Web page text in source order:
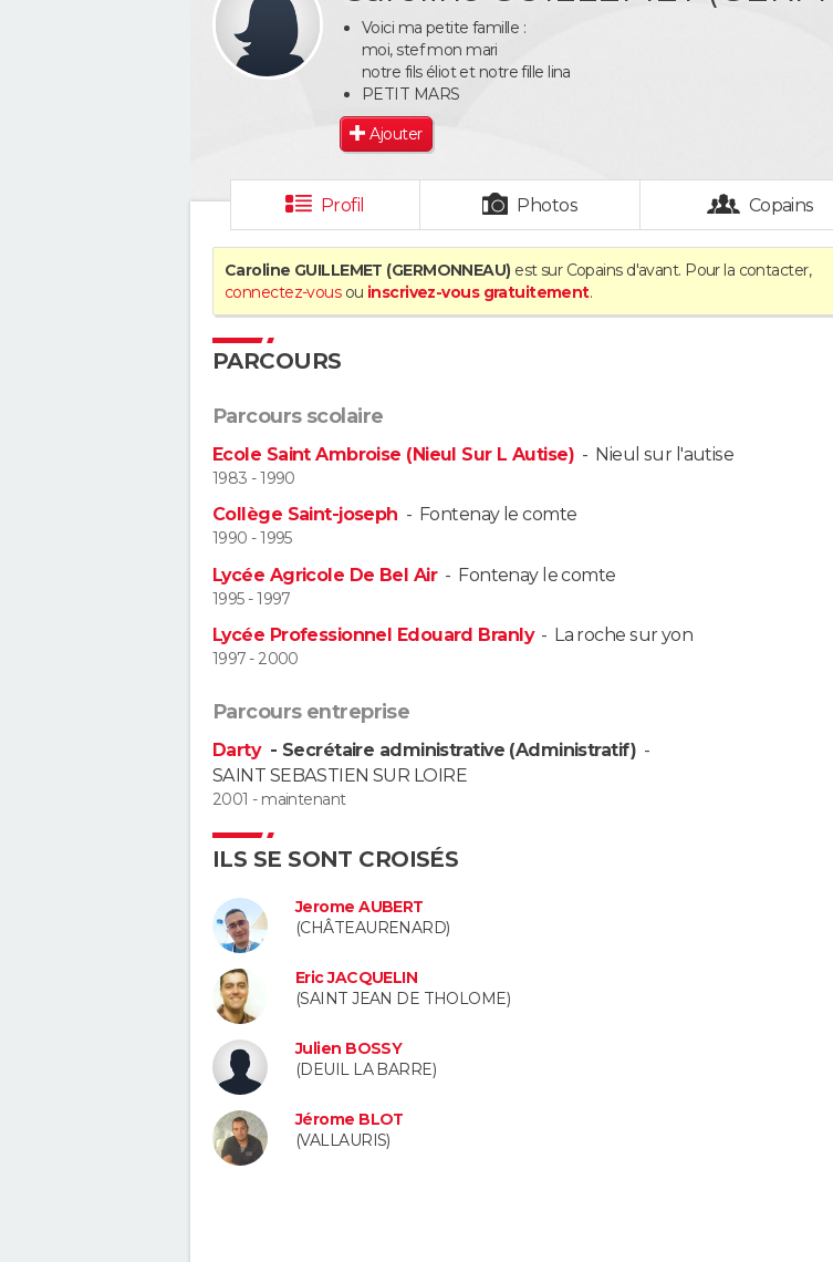
Voici ma petite famille :
moi, stef mon mari
notre fils éliot et notre fille lina
PETIT MARS
Ajouter
Profil Photos Copains
Caroline GUILLEMET (GERMONNEAU) est sur Copains d'avant. Pour la contacter,
connectez-vousou inscrivez-vous gratuitement.
PARCOURS
Parcours scolaire
Ecole Saint Ambroise (Nieul Sur L Autise) - Nieul sur l'autise
1983 - 1990
Collège Saint-joseph - Fontenay le comte
1990 - 1995
Lycée Agricole De Bel Air- Fontenay le comte
1995 - 1997
Lycée Professionnel Edouard Branly- La roche sur yon
1997 - 2000
Parcours entreprise
Darty - Secrétaire administrative (Administratif) -
SAINT SEBASTIEN SUR LOIRE
2001 - maintenant
ILS SE SONT CROISÉS
Jerome AUBERT
(CHÂTEAURENARD)
Eric JACQUELIN
(SAINT JEAN DE THOLOME)
Julien BOSSY
(DEUIL LA BARRE)
Jérome BLOT
(VALLAURIS)